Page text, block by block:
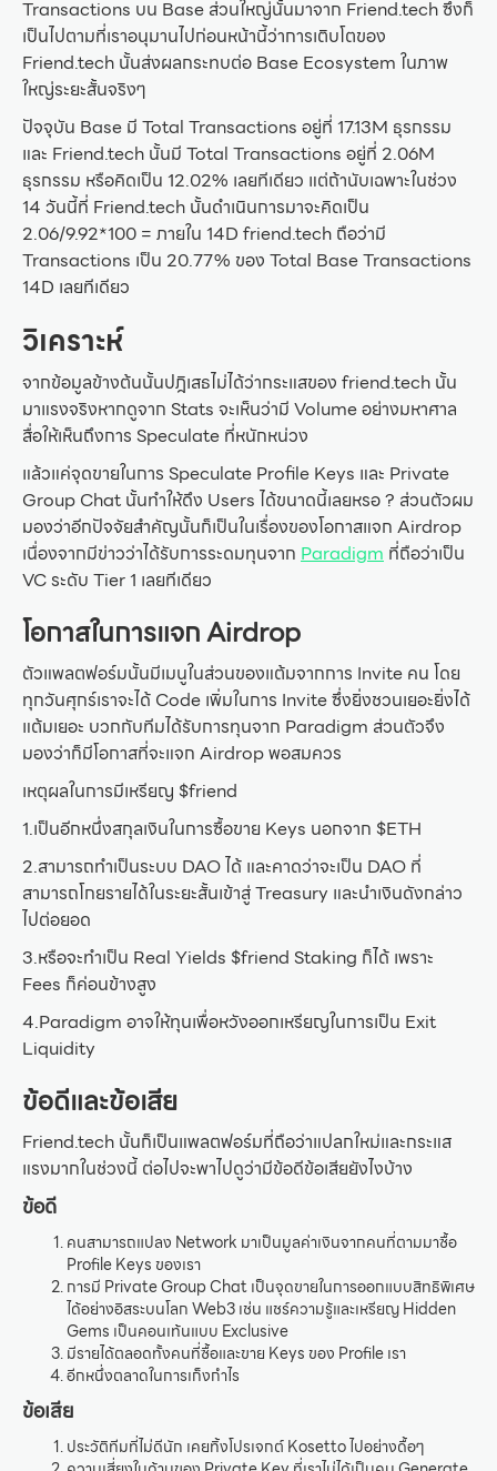
Transactions บน Base ส่วนใหญ่นั้นมาจาก Friend.tech ซึ่งก็
เป็นไปตามที่เราอนุมานไปก่อนหน้านี้ว่าการเติบโตของ
Friend.tech นั้นส่งผลกระทบต่อ Base Ecosystem ในภาพ
ใหญ่ระยะสั้นจริงๆ
ปัจจุบัน Base มี Total Transactions อยู่ที่ 17.13M ธุรกรรม
และ Friend.tech นั้นมี Total Transactions อยู่ที่ 2.06M
ธุรกรรม หรือคิดเป็น 12.02% เลยทีเดียว แต่ถ้านับเฉพาะในช่วง
14 วันนี้ที่ Friend.tech นั้นดำเนินการมาจะคิดเป็น
2.06/9.92*100 = ภายใน 14D friend.tech ถือว่ามี
Transactions เป็น 20.77% ของ Total Base Transactions
14D เลยทีเดียว
วิเคราะห์
จากข้อมูลข้างต้นนั้นปฎิเสธไม่ได้ว่ากระแสของ friend.tech นั้น
มาแรงจริงหากดูจาก Stats จะเห็นว่ามี Volume อย่างมหาศาล
สื่อให้เห็นถึงการ Speculate ที่หนักหน่วง
แล้วแค่จุดขายในการ Speculate Profile Keys และ Private
Group Chat นั้นทำให้ดึง Users ได้ขนาดนี้เลยหรอ ? ส่วนตัวผม
มองว่าอีกปัจจัยสำคัญนั้นก็เป็นในเรื่องของโอกาสแจก Airdrop
เนื่องจากมีข่าวว่าได้รับการระดมทุนจาก Paradigm ที่ถือว่าเป็น
VC ระดับ Tier 1 เลยทีเดียว
โอกาสในการแจก Airdrop
ตัวแพลตฟอร์มนั้นมีเมนูในส่วนของแต้มจากการ Invite คน โดย
ทุกวันศุกร์เราจะได้ Code เพิ่มในการ Invite ซึ่งยิ่งชวนเยอะยิ่งได้
แต้มเยอะ บวกกับทีมได้รับการทุนจาก Paradigm ส่วนตัวจึง
มองว่าก็มีโอกาสที่จะแจก Airdrop พอสมควร
เหตุผลในการมีเหรียญ $friend
1.เป็นอีกหนึ่งสกุลเงินในการซื้อขาย Keys นอกจาก $ETH
2.สามารถทำเป็นระบบ DAO ได้ และคาดว่าจะเป็น DAO ที่
สามารถโกยรายได้ในระยะสั้นเข้าสู่ Treasury และนำเงินดังกล่าว
ไปต่อยอด
3.หรือจะทำเป็น Real Yields $friend Staking ก็ได้ เพราะ
Fees ก็ค่อนข้างสูง
4.Paradigm อาจให้ทุนเพื่อหวังออกเหรียญในการเป็น Exit
Liquidity
ข้อดีและข้อเสีย
Friend.tech นั้นก็เป็นแพลตฟอร์มที่ถือว่าแปลกใหม่และกระแส
แรงมากในช่วงนี้ ต่อไปจะพาไปดูว่ามีข้อดีข้อเสียยังไงบ้าง
ข้อดี
คนสามารถแปลง Network มาเป็นมูลค่าเงินจากคนที่ตามมาซื้อ
Profile Keys ของเรา
การมี Private Group Chat เป็นจุดขายในการออกแบบสิทธิพิเศษ
ได้อย่างอิสระบนโลก Web3 เช่น แชร์ความรู้และเหรียญ Hidden
Gems เป็นคอนเท้นแบบ Exclusive
มีรายได้ตลอดทั้งคนที่ซื้อและขาย Keys ของ Profile เรา
อีกหนึ่งตลาดในการเก็งกำไร
ข้อเสีย
ประวัติทีมที่ไม่ดีนัก เคยทิ้งโปรเจกต์ Kosetto ไปอย่างดื้อๆ